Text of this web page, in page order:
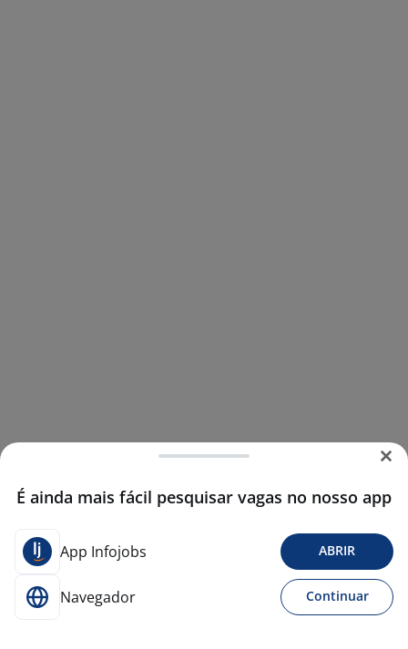
É ainda mais fácil pesquisar vagas no nosso app
App Infojobs ABRIR
Navegador Continuar